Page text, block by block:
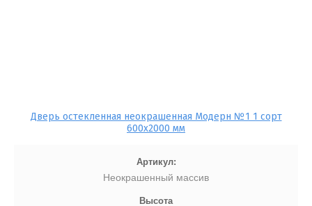
Дверь остекленная неокрашенная Модерн №1 1 сорт
600x2000 мм
Артикул:
Неокрашенный массив
Высота